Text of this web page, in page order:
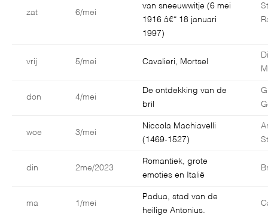
zat 6/mei
van sneeuwwitje (6 mei
1916 â€“ 18 januari
1997)
vrij 5/mei Cavalieri, Mortsel
don 4/mei
De ontdekking van de
bril
woe 3/mei
Niccola Machiavelli
(1469-1527)
din 2me/2023
Romantiek, grote
emoties en Italië
ma 1/mei
Padua, stad van de
heilige Antonius.